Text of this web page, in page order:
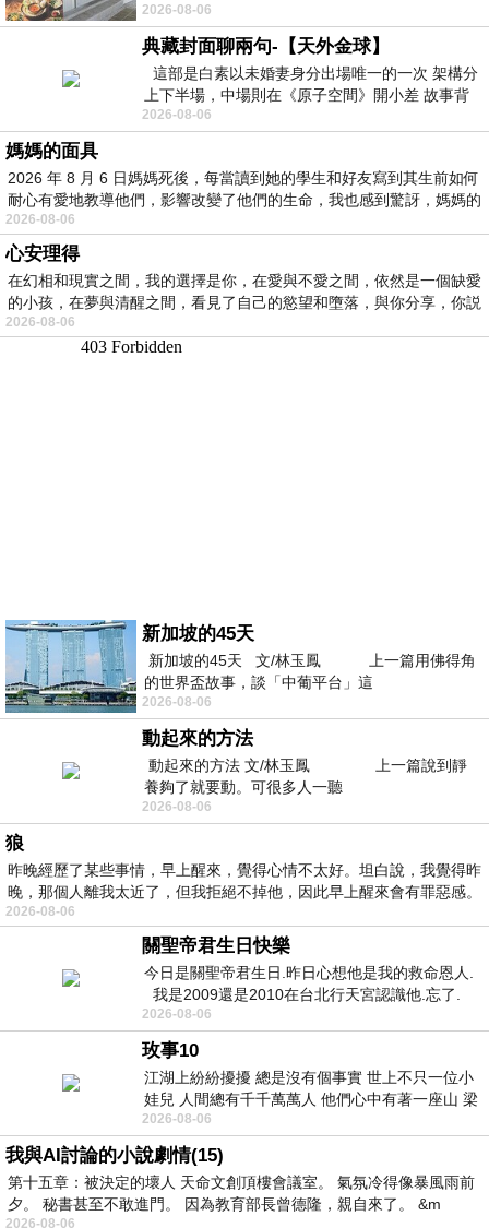
細賞。
2026-08-06
典藏封面聊兩句-【天外金球】
這部是白素以未婚妻身分出場唯一的一次 架構分
上下半場，中場則在《原子空間》開小差 故事背
景影射西藏境外流亡 地下組織
2026-08-06
媽媽的面具
2026 年 8 月 6 日媽媽死後，每當讀到她的學生和好友寫到其生前如何
耐心有愛地教導他們，影響改變了他們的生命，我也感到驚訝，媽媽的
2026-08-06
心安理得
在幻相和現實之間，我的選擇是你，在愛與不愛之間，依然是一個缺愛
的小孩，在夢與清醒之間，看見了自己的慾望和墮落，與你分享，你説
2026-08-06
新加坡的45天
新加坡的45天 文/林玉鳳 上一篇用佛得角
的世界盃故事，談「中葡平台」這
2026-08-06
動起來的方法
動起來的方法 文/林玉鳳 上一篇說到靜
養夠了就要動。可很多人一聽
2026-08-06
狼
昨晚經歷了某些事情，早上醒來，覺得心情不太好。坦白說，我覺得昨
晚，那個人離我太近了，但我拒絕不掉他，因此早上醒來會有罪惡感。
2026-08-06
關聖帝君生日快樂
今日是關聖帝君生日.昨日心想他是我的救命恩人.
我是2009還是2010在台北行天宮認識他.忘了.
一個奇摩交友的網友學
2026-08-06
玫事10
江湖上紛紛擾擾 總是沒有個事實 世上不只一位小
娃兒 人間總有千千萬萬人 他們心中有著一座山 梁
山佛山泰華衡恆嵩 一山之高
2026-08-06
我與AI討論的小說劇情(15)
第十五章：被決定的壞人 天命文創頂樓會議室。 氣氛冷得像暴風雨前
夕。 秘書甚至不敢進門。 因為教育部長曾德隆，親自來了。 &m
2026-08-06